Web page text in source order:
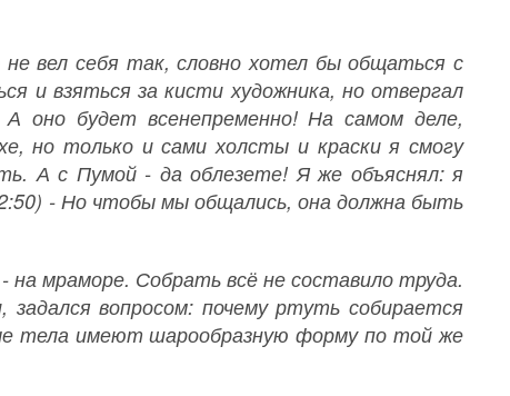
вел себя так, словно хотел бы общаться с
и взяться за кисти художника, но отвергал
оно будет всенепременно! На самом деле,
но только и сами холсты и краски я смогу
А с Пумой - да облезете! Я же объяснял: я
- Но чтобы мы общались, она должна быть
на мраморе. Собрать всё не составило труда.
вопросом: почему ртуть собирается
тела имеют шарообразную форму по той же